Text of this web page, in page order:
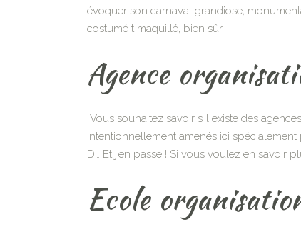
évoquer son carnaval grandiose,
costumé t maquillé, bien sûr.
Agence
Vous souhaitez savoir s’il existe des
intentionnellement amenés ici
D… Et j’en passe ! Si vous voulez en savoir
Ecole